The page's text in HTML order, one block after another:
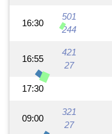
16:30
501
244
16:55
421
27
17:30
09:00
321
27